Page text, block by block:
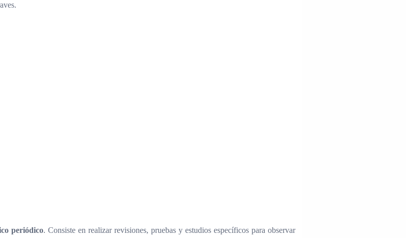
periódico. Consiste en realizar revisiones, pruebas y estudios específicos para observar